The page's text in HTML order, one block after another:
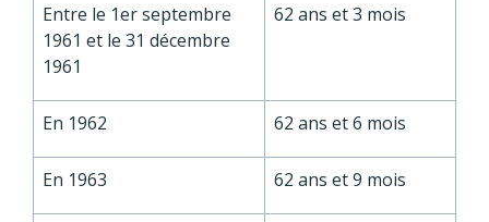
Entre le 1erseptembre
1961 et le 31 décembre
1961
62 ans et 3 mois
En 1962 62 ans et 6 mois
En 1963 62 ans et 9 mois